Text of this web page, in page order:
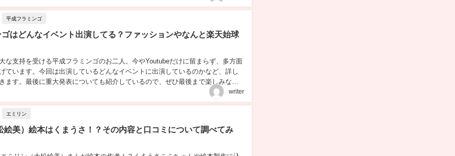
平成フラミンゴ
はどんなイベント出演してる？ファッションやなんと楽天始球
な支持を受ける平成フラミンゴのお二人。今やYoutubeだけに留まらず、多方面
ています。今回は出演しているどんなイベントに出演しているのかなど、詳し
ます。最後に重大発表についても紹介しているので、ぜひ最後まで楽しみなが
...
writer
エミリン
絵美）絵本はくまうさ！？その内容と口コミについて調べてみ